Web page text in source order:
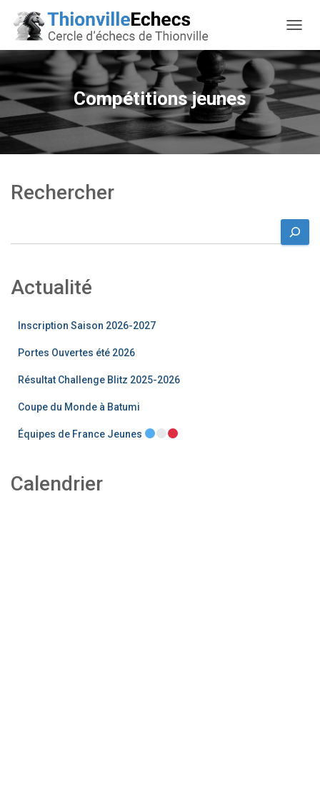
Compétitions jeunes
Rechercher
e
e
Actualité
Inscription Saison 2026-2027
Portes Ouvertes été 2026
Résultat Challenge Blitz 2025-2026
Coupe du Monde à Batumi
Équipes de France Jeunes
Calendrier